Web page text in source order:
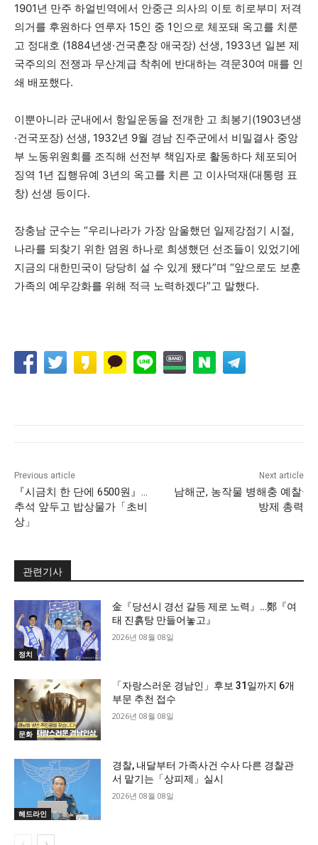
1901년 만주 하얼빈역에서 안중근 의사의 이토 히로부미 저격
의거를 후원하다 연루자 15인 중 1인으로 체포돼 옥고를 치룬
고 정대호 (1884년생·건국훈장 애국장) 선생, 1933년 일본 제
국주의의 전쟁과 무산계급 착취에 반대하는 격문30여 매를 인
쇄 배포했다.
이뿐아니라 군내에서 항일운동을 전개한 고 최봉기(1903년생
·건국포장) 선생, 1932년 9월 경남 진주군에서 비밀결사 중앙
부 노동위원회를 조직해 선전부 책임자로 활동하다 체포되어
징역 1년 집행유예 3년의 옥고를 치른 고 이사덕재(대통령 표
창) 선생 등이다.
장충남 군수는 “우리나라가 가장 암울했던 일제강점기 시절,
나라를 되찾기 위한 염원 하나로 희생했던 선조들이 있었기에
지금의 대한민국이 당당히 설 수 있게 됐다”며 “앞으로도 보훈
가족의 예우강화를 위해 적극 노력하겠다”고 말했다.
Previous article
『시금치 한 단에 6500원』…
추석 앞두고 밥상물가「초비
상」
Next article
남해군, 농작물 병해충 예찰·
방제 총력
관련기사
정치
金『당선시 경선 갈등 제로 노력』…鄭『여
태 진흙탕 만들어놓고』
2026년 08월 08일
문화
「자랑스러운 경남인」후보 31일까지 6개
부문 추천 접수
2026년 08월 08일
헤드라인
경찰, 내달부터 가족사건 수사 다른 경찰관
서 맡기는「상피제」실시
2026년 08월 08일